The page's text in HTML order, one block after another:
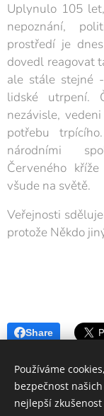
Uplynulo 105
nepoznání,
prostředí je
dovedl reagovat
ale stále stejné
lidské utrpení.
nezávisle,
potřebu
národními
Červeného
všude na světě.
Veřejnosti
protože Někdo
Share
Používáme
bezpečnost
nejlepší